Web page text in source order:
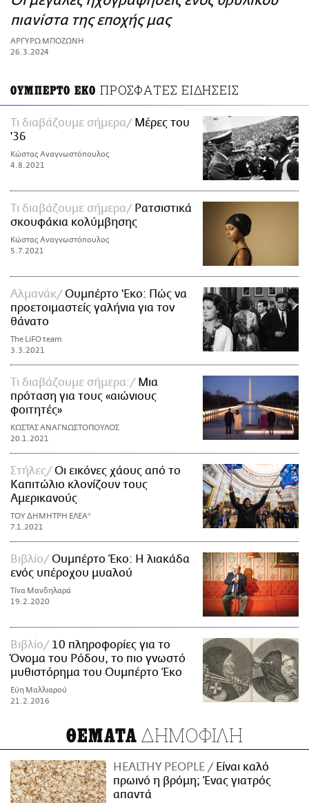
ΑΜΠΑ
PRINT
πιανίστα της εποχής μας
ΑΡΓΥΡΩ ΜΠΟΖΩΝΗ
26.3.2024
ΟΥΜΠΕΡΤΟ ΕΚΟ ΠΡΟΣΦΑΤΕΣ ΕΙΔΗΣΕΙΣ
Τι διαβάζουμε σήμερα
Μέρες του
'36
Κώστας Αναγνωστόπουλος
4.8.2021
Τι διαβάζουμε σήμερα
Ρατσιστικά
σκουφάκια κολύμβησης
Κώστας Αναγνωστόπουλος
5.7.2021
Αλμανάκ
Ουμπέρτο 'Εκο: Πώς να
προετοιμαστείς γαλήνια για τον
θάνατο
The LiFO team
3.3.2021
Τι διαβάζουμε σήμερα:
Μια
πρόταση για τους «αιώνιους
φοιτητές»
ΚΩΣΤΑΣ ΑΝΑΓΝΩΣΤΟΠΟΥΛΟΣ
20.1.2021
Στήλες
Οι εικόνες χάους από το
Καπιτώλιο κλονίζουν τους
Αμερικανούς
ΤΟΥ ΔΗΜΗΤΡΗ ΕΛΕΑ*
7.1.2021
Βιβλίο
Ουμπέρτο Έκο: Η λιακάδα
ενός υπέροχου μυαλού
Τίνα Μανδηλαρά
19.2.2020
Βιβλίο
10 πληροφορίες για το
Όνομα του Ρόδου, το πιο γνωστό
μυθιστόρημα του Ουμπέρτο Έκο
Εύη Μαλλιαρού
21.2.2016
ΘΕΜΑΤΑ ΔΗΜΟΦΙΛΗ
HEALTHY PEOPLE
Είναι καλό
πρωινό η βρόμη; Ένας γιατρός
απαντά